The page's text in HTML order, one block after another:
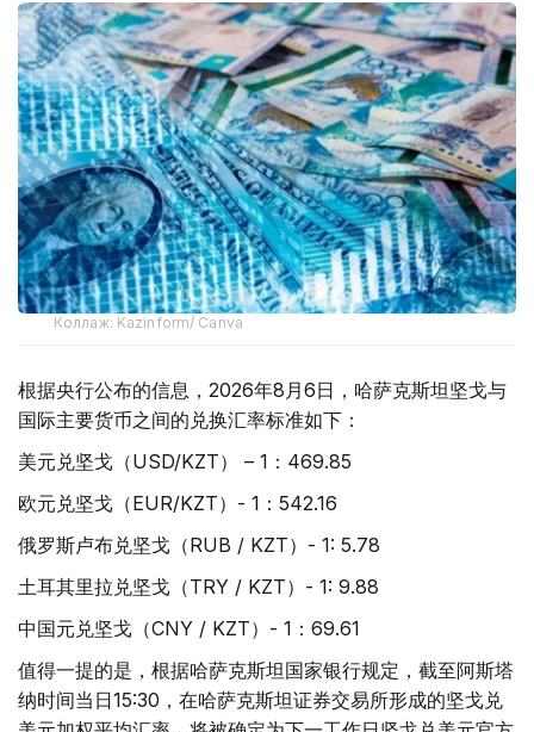
Коллаж: Kazinform/ Canva
根据央行公布的信息，2026年8月6日，哈萨克斯坦坚戈与
国际主要货币之间的兑换汇率标准如下：
美元兑坚戈（USD/KZT） – 1：469.85
欧元兑坚戈（EUR/KZT）- 1：542.16
俄罗斯卢布兑坚戈（RUB / KZT）- 1: 5.78
土耳其里拉兑坚戈（TRY / KZT）- 1: 9.88
中国元兑坚戈（CNY / KZT）- 1：69.61
值得一提的是，根据哈萨克斯坦国家银行规定，截至阿斯塔
纳时间当日15:30，在哈萨克斯坦证券交易所形成的坚戈兑